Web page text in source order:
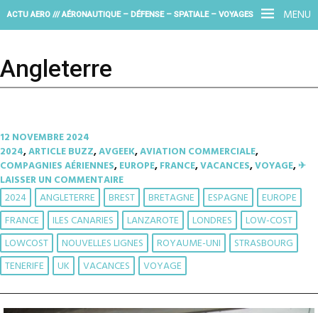
MENU
ACTU AERO /// AÉRONAUTIQUE – DÉFENSE – SPATIALE – VOYAGES
Angleterre
12 NOVEMBRE 2024
2024,ARTICLE BUZZ,AVGEEK,AVIATION COMMERCIALE,
COMPAGNIES AÉRIENNES,EUROPE,FRANCE,VACANCES,VOYAGE,✈︎
LAISSER UN COMMENTAIRE
2024 ANGLETERRE BREST BRETAGNE ESPAGNE
EUROPE
FRANCE
ILES CANARIES LANZAROTE LONDRES
LOW-COST
LOWCOST
NOUVELLES LIGNES ROYAUME-UNI
STRASBOURG
TENERIFE
UK VACANCES VOYAGE